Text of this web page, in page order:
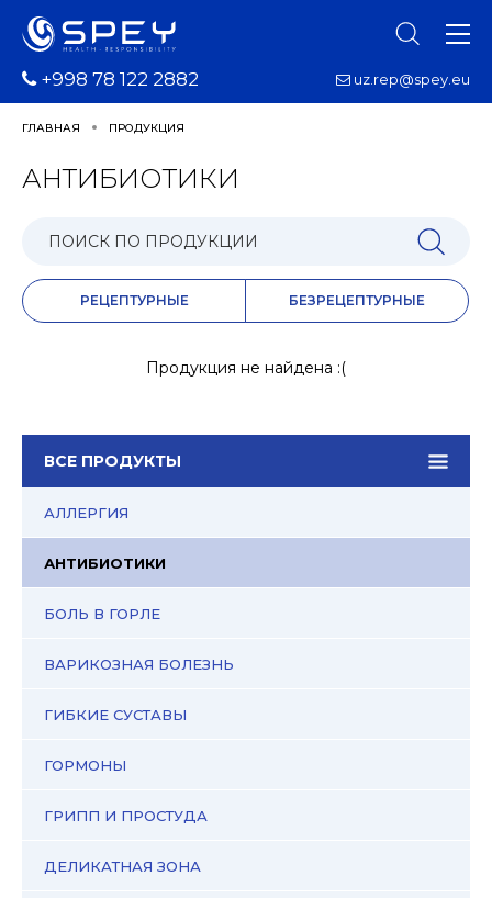
+998 78 122 2882 uz.rep@spey.eu
ГЛАВНАЯ ПРОДУКЦИЯ
АНТИБИОТИКИ
РЕЦЕПТУРНЫЕ БЕЗРЕЦЕПТУРНЫЕ
ВСЕ ПРОДУКТЫ
АЛЛЕРГИЯ
АНТИБИОТИКИ
БОЛЬ В ГОРЛЕ
ВАРИКОЗНАЯ БОЛЕЗНЬ
ГИБКИЕ СУСТАВЫ
ГОРМОНЫ
ГРИПП И ПРОСТУДА
ДЕЛИКАТНАЯ ЗОНА
Продукция не найдена :(